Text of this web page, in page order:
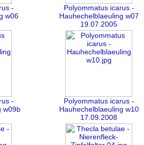
-
w06
Polyommatus icarus -
Hauhechelblaeuling w07
19.07.2005
-
w09b
Polyommatus icarus -
Hauhechelblaeuling w10
17.09.2008